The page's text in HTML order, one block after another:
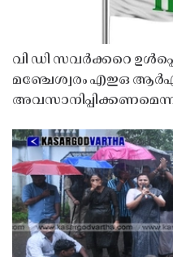
വി ഡി സവർക്കറെ
മഞ്ചേശ്വരം എഇഒ